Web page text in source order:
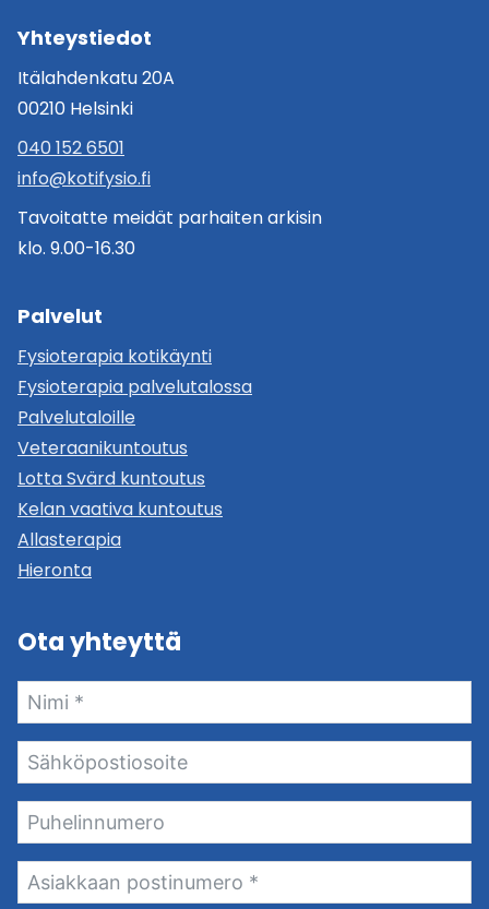
Yhteystiedot
Itälahdenkatu 20A
00210 Helsinki
040 152 6501
info@kotifysio.fi
Tavoitatte meidät parhaiten arkisin
klo. 9.00-16.30
Palvelut
Fysioterapia kotikäynti
Fysioterapia palvelutalossa
Palvelutaloille
Veteraanikuntoutus
Lotta Svärd kuntoutus
Kelan vaativa kuntoutus
Allasterapia
Hieronta
Ota yhteyttä